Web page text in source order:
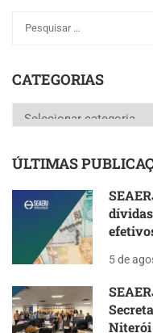
CATEGORIAS
Categorias
ÚLTIMAS
5 de
Niterói